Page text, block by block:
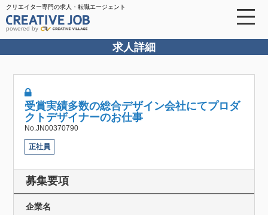
クリエイター専門の求人・転職エージェント
powered by
求人詳細
受賞実績多数の総合デザイン会社にてプロダ
クトデザイナーのお仕事
No.JN00370790
正社員
募集要項
企業名